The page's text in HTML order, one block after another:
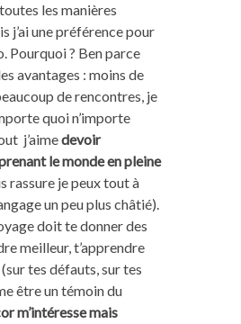
les manières
j’ai une préférence pour
Pourquoi ? Ben parce
avantages : moins de
de rencontres, je
quoi n’importe
j’aimedevoir
le monde en pleine
rassure je peux tout à
un peu plus châtié).
doit te donner des
meilleur, t’apprendre
tes défauts, sur tes
être un témoin du
m’intéresse mais